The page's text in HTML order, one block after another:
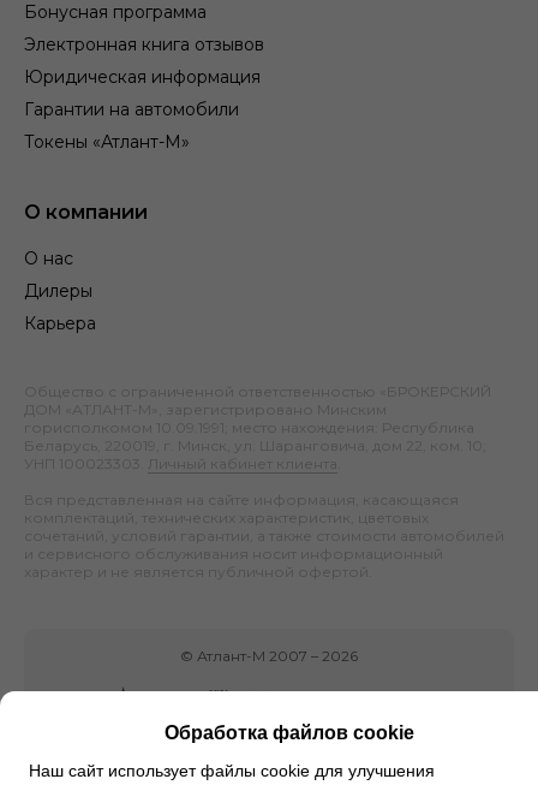
Бонусная программа
Электронная книга отзывов
Юридическая информация
Гарантии на автомобили
Токены «Атлант-М»
О компании
О нас
Дилеры
Карьера
Общество с ограниченной ответственностью «БРОКЕРСКИЙ
ДОМ «АТЛАНТ-М», зарегистрировано Минским
горисполкомом 10.09.1991; место нахождения: Республика
Беларусь, 220019, г. Минск, ул. Шаранговича, дом 22, ком. 10;
УНП 100023303.
Личный кабинет клиента
Вся представленная на сайте информация, касающаяся
комплектаций, технических характеристик, цветовых
сочетаний, условий гарантии, а также стоимости автомобилей
и сервисного обслуживания носит информационный
характер и не является публичной офертой.
© Атлант-М 2007 – 2026
Обработка файлов cookie
Наш сайт использует файлы cookie для улучшения